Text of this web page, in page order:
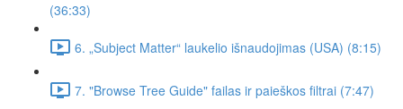
(36:33)
6. „Subject Matter“ laukelio išnaudojimas (USA) (8:15)
7. "Browse Tree Guide" failas ir paieškos filtrai (7:47)